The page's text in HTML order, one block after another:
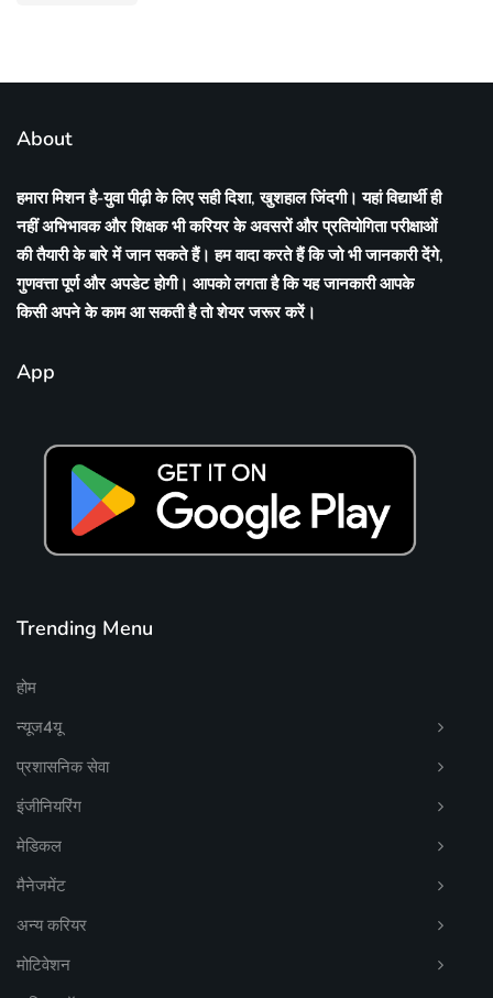
About
हमारा मिशन है-युवा पीढ़ी के लिए सही दिशा, खुशहाल जिंदगी। यहां विद्यार्थी ही
नहीं अभिभावक और शिक्षक भी करियर के अवसरों और प्रतियोगिता परीक्षाओं
की तैयारी के बारे में जान सकते हैं। हम वादा करते हैं कि जो भी जानकारी देंगे,
गुणवत्ता पूर्ण और अपडेट होगी। आपको लगता है कि यह जानकारी आपके
किसी अपने के काम आ सकती है तो शेयर जरूर करें।
App
Trending Menu
होम
न्यूज4यू
प्रशासनिक सेवा
इंजीनियरिंग
मेडिकल
मैनेजमेंट
अन्य करियर
मोटिवेशन